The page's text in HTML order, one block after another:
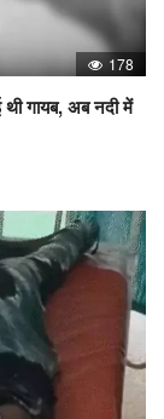
178
गायब, अब नदी में